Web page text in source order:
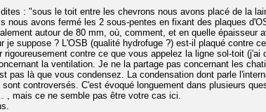
: "sous le toit entre les chevrons nous avons placé de la
nous avons fermé les 2 sous-pentes en fixant des plaques
autour de 80 mm, où, comment, et en quelle épaisseur
je suppose ? L'OSB (qualité hydrofuge ?) est-il plaqué contre
rigoureusement contre ce que vous appelez la ligne sol-toit
la ventilation. Je ne la partage pas concernant les
pas là que vous condensez. La condensation dont parle
controversés. C'est évoqué longuement dans plusieurs
, mais ce ne semble pas être votre cas ici.